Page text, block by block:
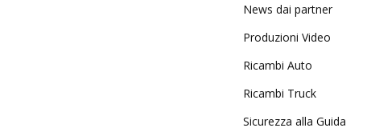
News dai partner
Produzioni Video
Ricambi Auto
Ricambi Truck
Sicurezza alla Guida